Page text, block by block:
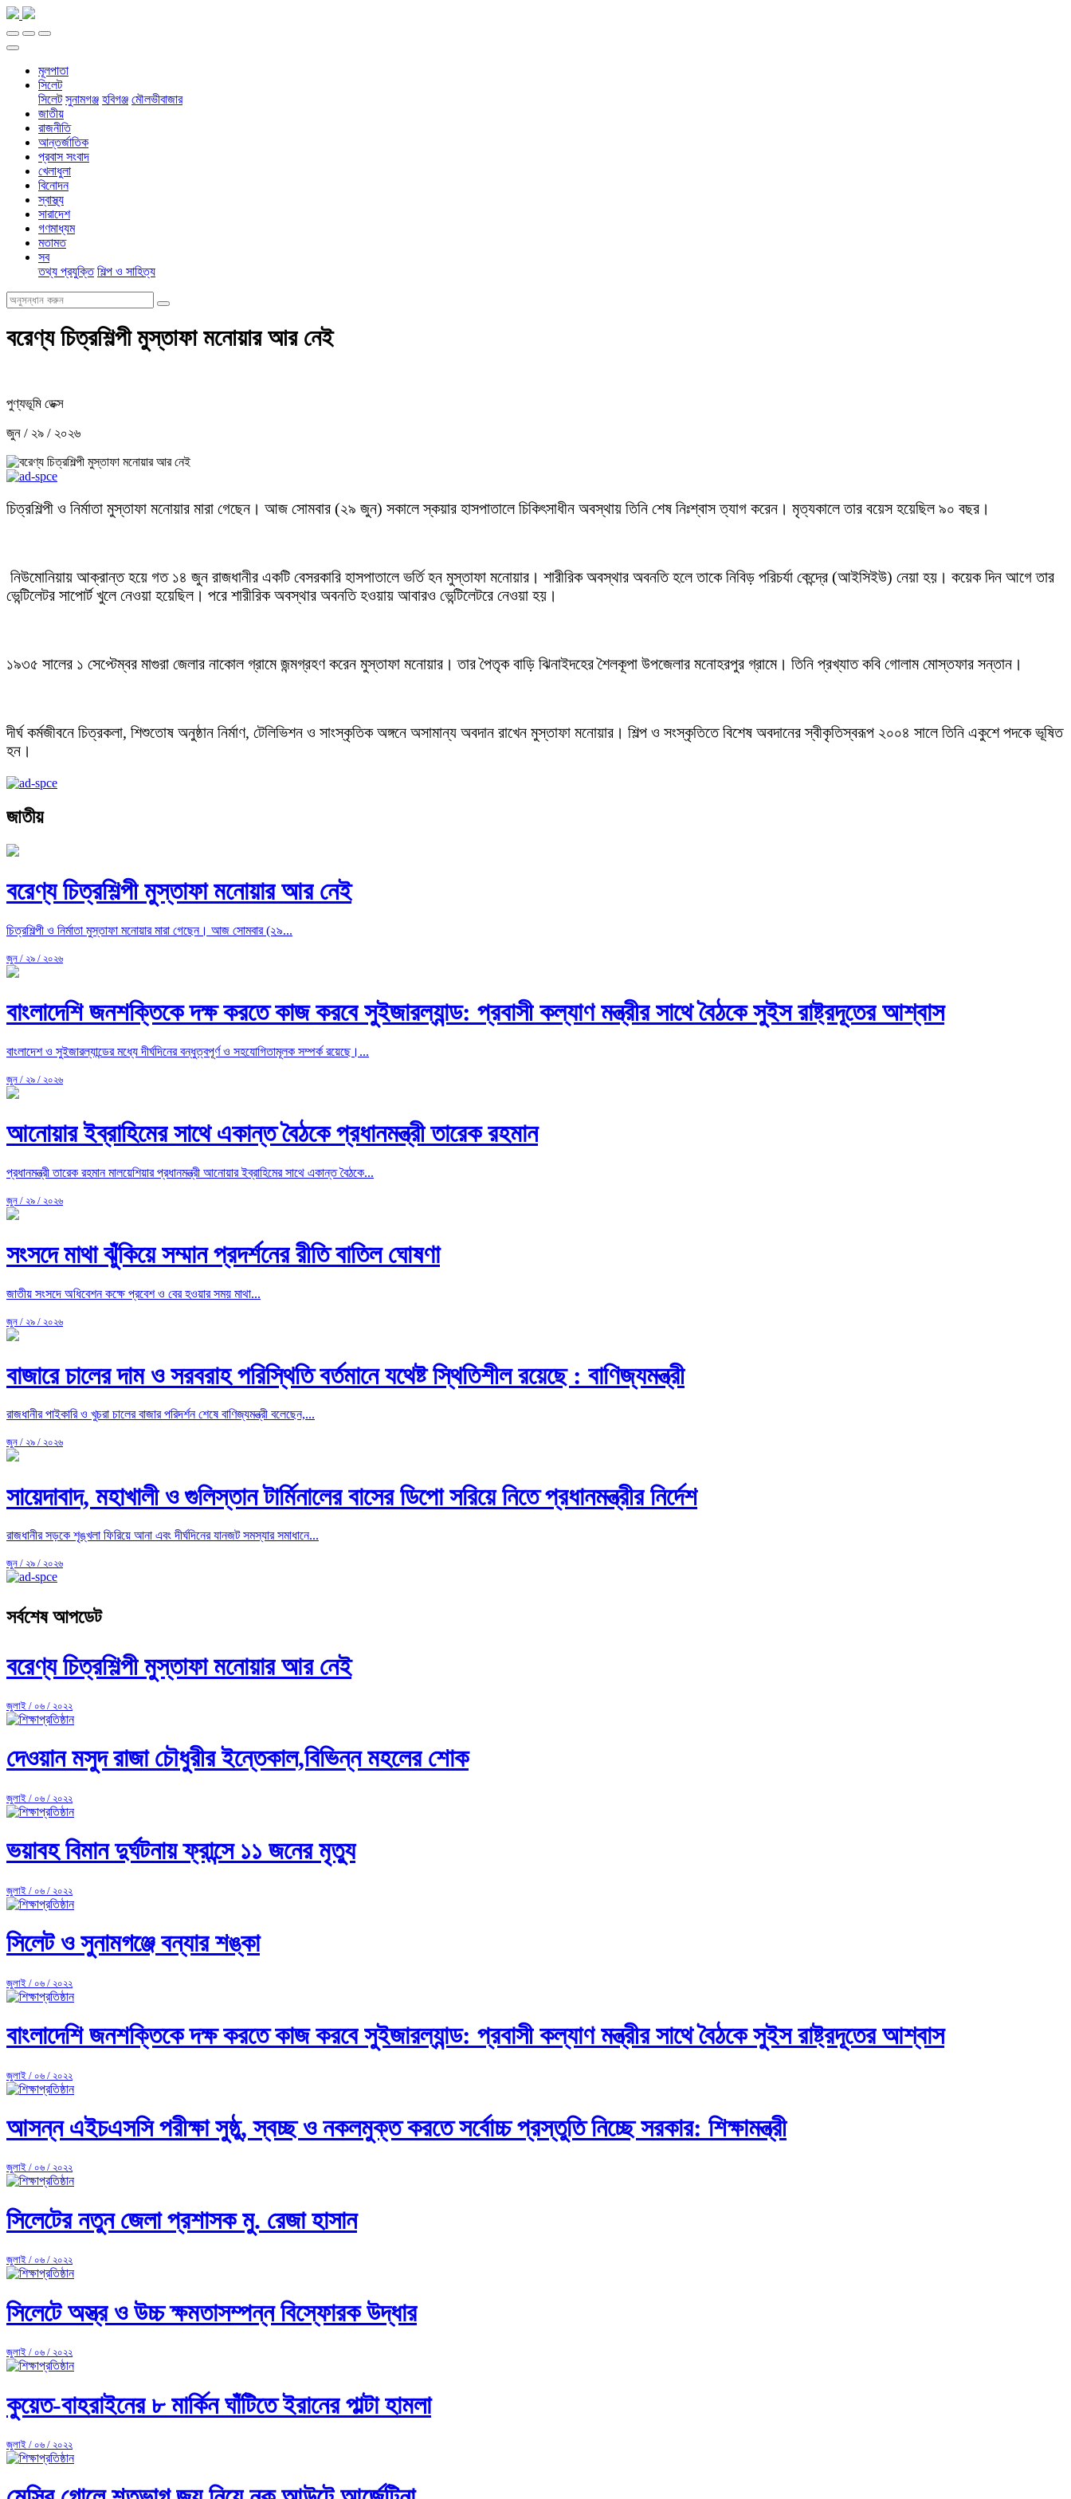
মূলপাতা
সিলেট
সিলেট সুনামগঞ্জ হবিগঞ্জ মৌলভীবাজার
জাতীয়
রাজনীতি
আন্তর্জাতিক
প্রবাস সংবাদ
খেলাধুলা
বিনোদন
স্বাস্থ্য
সারাদেশ
গণমাধ্যম
মতামত
সব
তথ্য প্রযুক্তি শিল্প ও সাহিত্য
বরেণ্য চিত্রশিল্পী মুস্তাফা মনোয়ার আর নেই
পুণ্যভূমি ডেক্স
জুন / ২৯ / ২০২৬
চিত্রশিল্পী ও নির্মাতা মুস্তাফা মনোয়ার মারা গেছেন। আজ সোমবার (২৯ জুন) সকালে স্কয়ার হাসপাতালে চিকিৎসাধীন অবস্থায় তিনি শেষ নিঃশ্বাস ত্যাগ করেন। মৃত্যকালে তার বয়েস হয়েছিল ৯০ বছর।
নিউমোনিয়ায় আক্রান্ত হয়ে গত ১৪ জুন রাজধানীর একটি বেসরকারি হাসপাতালে ভর্তি হন মুস্তাফা মনোয়ার। শারীরিক অবস্থার অবনতি হলে তাকে নিবিড় পরিচর্যা কেন্দ্রে (আইসিইউ) নেয়া হয়। কয়েক দিন আগে তার
ভেন্টিলেটর সাপোর্ট খুলে নেওয়া হয়েছিল। পরে শারীরিক অবস্থার অবনতি হওয়ায় আবারও ভেন্টিলেটরে নেওয়া হয়।
১৯৩৫ সালের ১ সেপ্টেম্বর মাগুরা জেলার নাকোল গ্রামে জন্মগ্রহণ করেন মুস্তাফা মনোয়ার। তার পৈতৃক বাড়ি ঝিনাইদহের শৈলকূপা উপজেলার মনোহরপুর গ্রামে। তিনি প্রখ্যাত কবি গোলাম মোস্তফার সন্তান।
দীর্ঘ কর্মজীবনে চিত্রকলা, শিশুতোষ অনুষ্ঠান নির্মাণ, টেলিভিশন ও সাংস্কৃতিক অঙ্গনে অসামান্য অবদান রাখেন মুস্তাফা মনোয়ার। শিল্প ও সংস্কৃতিতে বিশেষ অবদানের স্বীকৃতিস্বরূপ ২০০৪ সালে তিনি একুশে পদকে ভূষিত
হন।
জাতীয়
বরেণ্য চিত্রশিল্পী মুস্তাফা মনোয়ার আর নেই
চিত্রশিল্পী ও নির্মাতা মুস্তাফা মনোয়ার মারা গেছেন। আজ সোমবার (২৯...
জুন / ২৯ / ২০২৬
বাংলাদেশি জনশক্তিকে দক্ষ করতে কাজ করবে সুইজারল্যান্ড: প্রবাসী কল্যাণ মন্ত্রীর সাথে বৈঠকে সুইস রাষ্ট্রদূতের আশ্বাস
বাংলাদেশ ও সুইজারল্যান্ডের মধ্যে দীর্ঘদিনের বন্ধুত্বপূর্ণ ও সহযোগিতামূলক সম্পর্ক রয়েছে।...
জুন / ২৯ / ২০২৬
আনোয়ার ইব্রাহিমের সাথে একান্ত বৈঠকে প্রধানমন্ত্রী তারেক রহমান
প্রধানমন্ত্রী তারেক রহমান মালয়েশিয়ার প্রধানমন্ত্রী আনোয়ার ইব্রাহিমের সাথে একান্ত বৈঠকে...
জুন / ২৯ / ২০২৬
সংসদে মাথা ঝুঁকিয়ে সম্মান প্রদর্শনের রীতি বাতিল ঘোষণা
জাতীয় সংসদে অধিবেশন কক্ষে প্রবেশ ও বের হওয়ার সময় মাথা...
জুন / ২৯ / ২০২৬
বাজারে চালের দাম ও সরবরাহ পরিস্থিতি বর্তমানে যথেষ্ট স্থিতিশীল রয়েছে : বাণিজ্যমন্ত্রী
রাজধানীর পাইকারি ও খুচরা চালের বাজার পরিদর্শন শেষে বাণিজ্যমন্ত্রী বলেছেন,...
জুন / ২৯ / ২০২৬
সায়েদাবাদ, মহাখালী ও গুলিস্তান টার্মিনালের বাসের ডিপো সরিয়ে নিতে প্রধানমন্ত্রীর নির্দেশ
রাজধানীর সড়কে শৃঙ্খলা ফিরিয়ে আনা এবং দীর্ঘদিনের যানজট সমস্যার সমাধানে...
জুন / ২৯ / ২০২৬
সর্বশেষ আপডেট
বরেণ্য চিত্রশিল্পী মুস্তাফা মনোয়ার আর নেই
জুলাই / ০৬ / ২০২২
দেওয়ান মসুদ রাজা চৌধুরীর ইন্তেকাল,বিভিন্ন মহলের শোক
জুলাই / ০৬ / ২০২২
ভয়াবহ বিমান দুর্ঘটনায় ফ্রান্সে ১১ জনের মৃত্যু
জুলাই / ০৬ / ২০২২
সিলেট ও সুনামগঞ্জে বন্যার শঙ্কা
জুলাই / ০৬ / ২০২২
বাংলাদেশি জনশক্তিকে দক্ষ করতে কাজ করবে সুইজারল্যান্ড: প্রবাসী কল্যাণ মন্ত্রীর সাথে বৈঠকে সুইস রাষ্ট্রদূতের আশ্বাস
জুলাই / ০৬ / ২০২২
আসন্ন এইচএসসি পরীক্ষা সুষ্ঠু, স্বচ্ছ ও নকলমুক্ত করতে সর্বোচ্চ প্রস্তুতি নিচ্ছে সরকার: শিক্ষামন্ত্রী
জুলাই / ০৬ / ২০২২
সিলেটের নতুন জেলা প্রশাসক মু. রেজা হাসান
জুলাই / ০৬ / ২০২২
সিলেটে অস্ত্র ও উচ্চ ক্ষমতাসম্পন্ন বিস্ফোরক উদ্ধার
জুলাই / ০৬ / ২০২২
কুয়েত-বাহরাইনের ৮ মার্কিন ঘাঁটিতে ইরানের পাল্টা হামলা
জুলাই / ০৬ / ২০২২